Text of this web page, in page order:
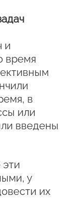
и
время
в
или
введены
у
их